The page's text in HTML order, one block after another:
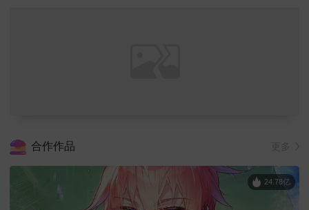
合作作品
24.78亿